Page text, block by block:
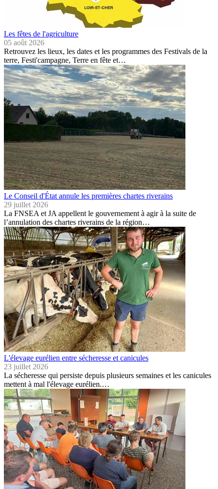
Les fêtes de l'agriculture
05 août 2026
Retrouvez les lieux, les dates et les programmes des Festivals de la
terre, Festi'campagne, Terre en fête et…
Le Conseil d'État annule les premières chartes riverains
29 juillet 2026
La FNSEA et JA appellent le gouvernement à agir à la suite de
l’annulation des chartes riverains de la région…
L'élevage eurélien entre sécheresse et canicules
23 juillet 2026
La sécheresse qui persiste depuis plusieurs semaines et les canicules
mettent à mal l'élevage eurélien.…